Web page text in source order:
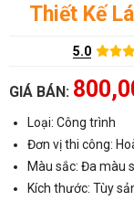
Thiết Kế
5.0
GIÁ BÁN:
Loại: Công trình
Đơn vị thi công:
Màu sắc: Đa màu
Kích thước: Tùy